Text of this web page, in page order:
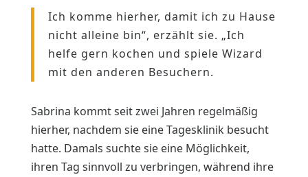
Ich komme hierher, damit ich zu Hause
nicht alleine bin“, erzählt sie. „Ich
helfe gern kochen und spiele Wizard
mit den anderen Besuchern.
Sabrina kommt seit zwei Jahren regelmäßig
hierher, nachdem sie eine Tagesklinik besucht
hatte. Damals suchte sie eine Möglichkeit,
ihren Tag sinnvoll zu verbringen, während ihre